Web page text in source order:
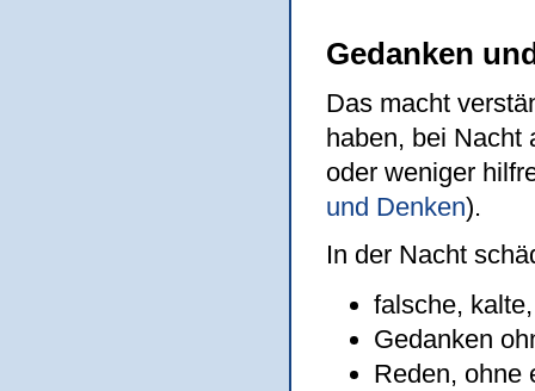
Gedanken
Das macht
haben, bei Nacht
oder weniger
und Denken).
In der Nacht
falsche,
Gedanken
Reden, ohne